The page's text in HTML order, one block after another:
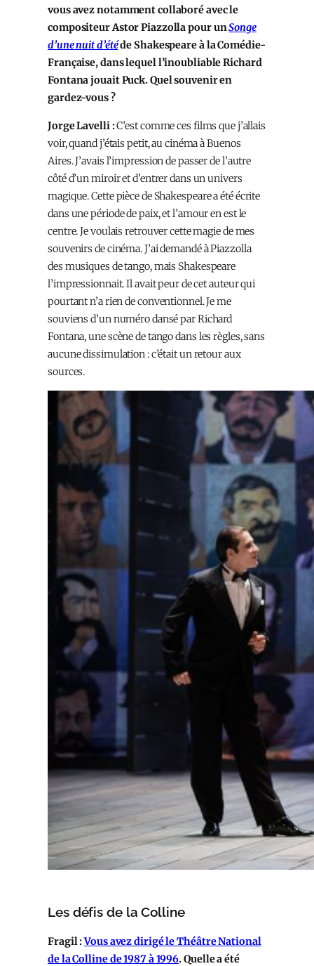
vous avez notamment collaboré avec le
compositeur Astor Piazzolla pour unSonge
d’une nuit d’étéde Shakespeare à la Comédie-
Française, dans lequel l’inoubliable Richard
Fontana jouait Puck. Quel souvenir en
gardez-vous ?
Jorge Lavelli :C’est comme ces films que j’allais
voir, quand j’étais petit, au cinéma à Buenos
Aires. J’avais l’impression de passer de l’autre
côté d’un miroir et d’entrer dans un univers
magique. Cette pièce de Shakespeare a été écrite
dans une période de paix, et l’amour en est le
centre. Je voulais retrouver cette magie de mes
souvenirs de cinéma. J’ai demandé à Piazzolla
des musiques de tango, mais Shakespeare
l’impressionnait. Il avait peur de cet auteur qui
pourtant n’a rien de conventionnel. Je me
souviens d’un numéro dansé par Richard
Fontana, une scène de tango dans les règles, sans
aucune dissimulation : c’était un retour aux
sources.
Les défis de la Colline
Fragil :Vous avez dirigé le Théâtre National
de la Colline de 1987 à 1996. Quelle a été